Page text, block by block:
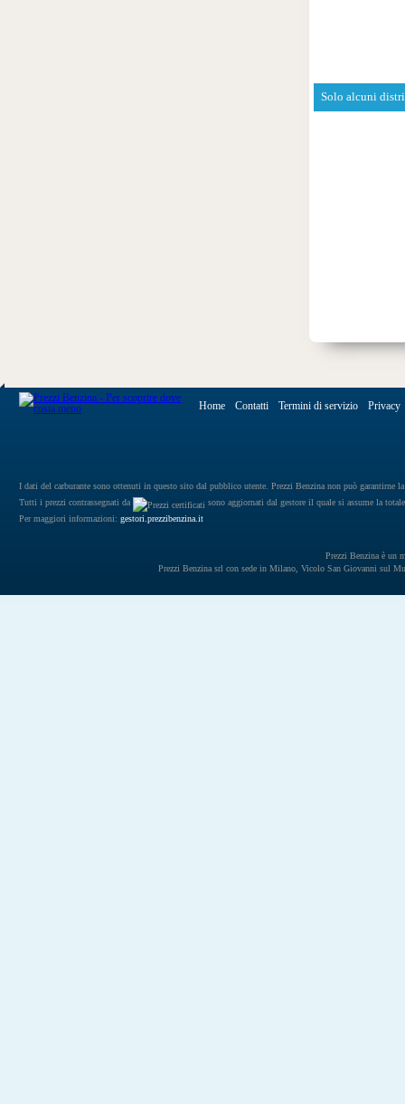
Solo alcuni
Home Contatti Termini di servizio Privacy
I dati del carburante sono ottenuti in questo sito dal pubblico utente. Prezzi Benzina non può garantirne
Tutti i prezzi contrassegnati da
sono aggiornati dal gestore il quale si assume la
Per maggiori informazioni: gestori.prezzibenzina.it
Prezzi Benzina è un
Prezzi Benzina srl con sede in Milano, Vicolo San Giovanni sul